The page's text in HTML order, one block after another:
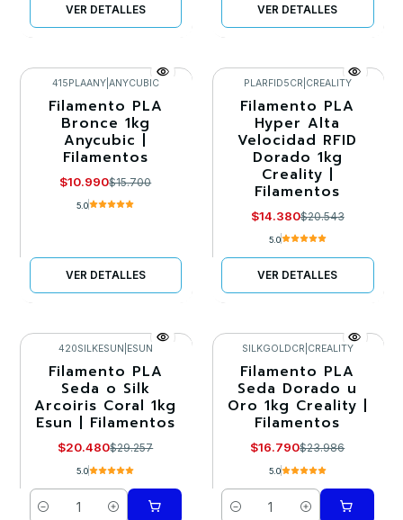
VER DETALLES VER DETALLES
-30%
Agotado
415PLAANY| ANYCUBIC
Filamento PLA
Bronce 1kg
Anycubic |
Filamentos
$10.990$15.700
5.0
VER DETALLES
-30%
Llega el 30/08/2026
PLARFID5CR CREALITY
Filamento PLA
Hyper Alta
Velocidad RFID
Dorado 1kg
Creality |
Filamentos
$14.380$20.543
5.0
VER DETALLES
-30%
420SILKESUN ESUN
Filamento PLA
Seda o Silk
Arcoiris Coral 1kg
Esun | Filamentos
$20.480$29.257
5.0
Cantidad
-30%
SILKGOLDCR CREALITY
Filamento PLA
Seda Dorado u
Oro 1kg Creality |
Filamentos
$16.790$23.986
5.0
Cantidad